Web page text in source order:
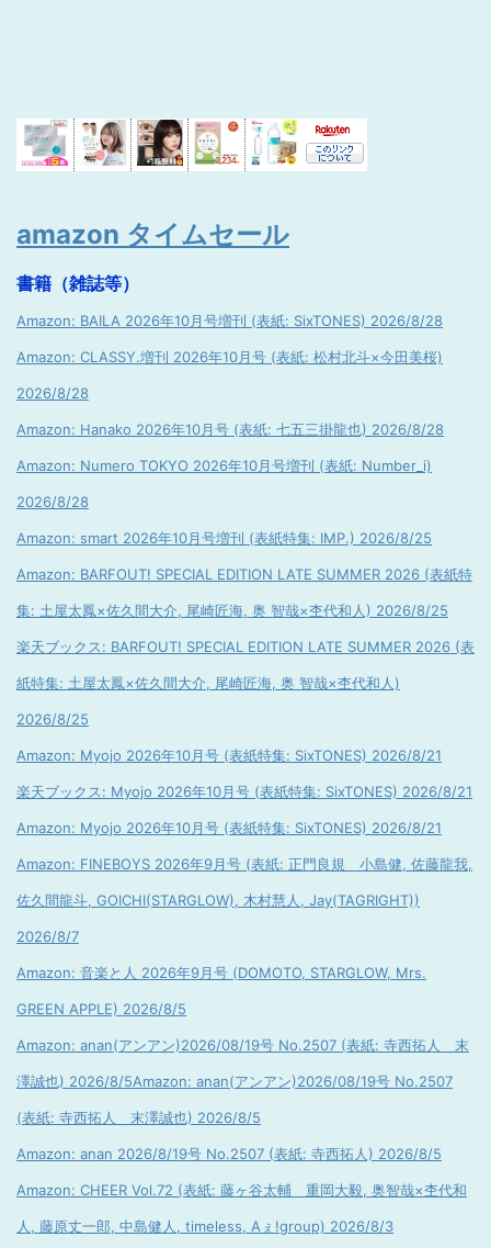
amazon タイムセール
書籍（雑誌等）
Amazon: BAILA 2026年10月号増刊 (表紙: SixTONES) 2026/8/28
Amazon: CLASSY.増刊 2026年10月号 (表紙: 松村北斗×今田美桜)
2026/8/28
Amazon: Hanako 2026年10月号 (表紙: 七五三掛龍也) 2026/8/28
Amazon: Numero TOKYO 2026年10月号増刊 (表紙: Number_i)
2026/8/28
Amazon: smart 2026年10月号増刊 (表紙特集: IMP.) 2026/8/25
Amazon: BARFOUT! SPECIAL EDITION LATE SUMMER 2026 (表紙特
集: 土屋太鳳×佐久間大介, 尾崎匠海, 奥 智哉×杢代和人) 2026/8/25
楽天ブックス: BARFOUT! SPECIAL EDITION LATE SUMMER 2026 (表
紙特集: 土屋太鳳×佐久間大介, 尾崎匠海, 奥 智哉×杢代和人)
2026/8/25
Amazon: Myojo 2026年10月号 (表紙特集: SixTONES) 2026/8/21
楽天ブックス: Myojo 2026年10月号 (表紙特集: SixTONES) 2026/8/21
Amazon: Myojo 2026年10月号 (表紙特集: SixTONES) 2026/8/21
Amazon: FINEBOYS 2026年9月号 (表紙: 正門良規 小島健, 佐藤龍我,
佐久間龍斗, GOICHI(STARGLOW), 木村慧人, Jay(TAGRIGHT))
2026/8/7
Amazon: 音楽と人 2026年9月号 (DOMOTO, STARGLOW, Mrs.
GREEN APPLE) 2026/8/5
Amazon: anan(アンアン)2026/08/19号 No.2507 (表紙: 寺西拓人 末
澤誠也) 2026/8/5Amazon: anan(アンアン)2026/08/19号 No.2507
(表紙: 寺西拓人 末澤誠也) 2026/8/5
Amazon: anan 2026/8/19号 No.2507 (表紙: 寺西拓人) 2026/8/5
Amazon: CHEER Vol.72 (表紙: 藤ヶ谷太輔 重岡大毅, 奥智哉×杢代和
人, 藤原丈一郎, 中島健人, timeless, Aぇ!group) 2026/8/3